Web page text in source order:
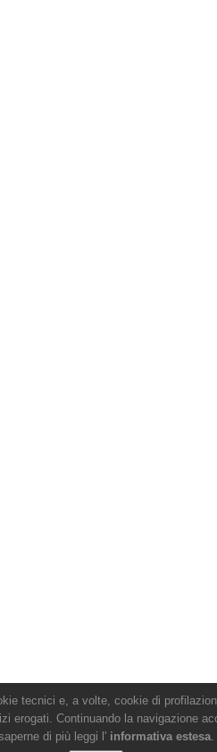
tecnici e, a volte, cookie di
erogati. Continuando la navigazione
di più leggi l' informativa estesa.